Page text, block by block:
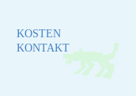
KOSTEN
KONTAKT